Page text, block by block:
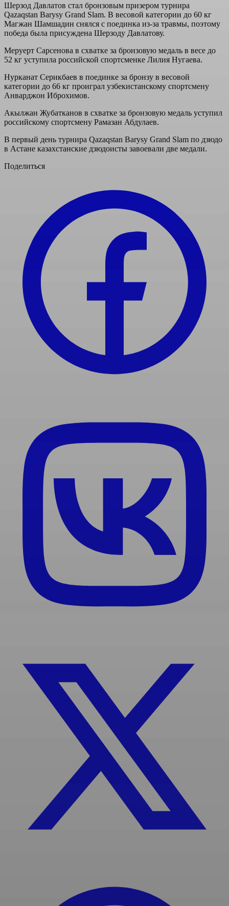
Шерзод Давлатов стал бронзовым призером турнира
Qazaqstan Barysy Grand Slam. В весовой категории до 60 кг
Магжан Шамшадин снялся с поединка из-за травмы, поэтому
победа была присуждена Шерзоду Давлатову.
Меруерт Сарсенова в схватке за бронзовую медаль в весе до
52 кг уступила российской спортсменке Лилия Нугаева.
Нурканат Серикбаев в поединке за бронзу в весовой
категории до 66 кг проиграл узбекистанскому спортсмену
Анварджон Иброхимов.
Акылжан Жубатканов в схватке за бронзовую медаль уступил
российскому спортсмену Рамазан Абдулаев.
В первый день турнира Qazaqstan Barysy Grand Slam по дзюдо
в Астане казахстанские дзюдоисты завоевали две медали.
Поделиться